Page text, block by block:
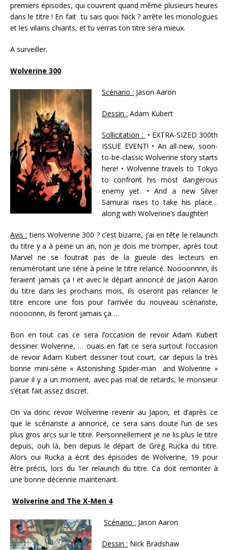
premiers épisodes, qui couvrent quand même plusieurs heures
dans le titre ! En fait tu sais quoi Nick ? arrête les monologues
et les vilains chiants, et tu verras ton titre sera mieux.
A surveiller.
Wolverine 300
Scénario : Jason Aaron
Dessin : Adam Kubert
Sollicitation : • EXTRA-SIZED 300th
ISSUE EVENT! • An all-new, soon-
to-be-classic Wolverine story starts
here! • Wolverine travels to Tokyo
to confront his most dangerous
enemy yet. • And a new Silver
Samurai rises to take his place…
along with Wolverine’s daughter!
Avis : tiens Wolverine 300 ? c’est bizarre, j’ai en tête le relaunch
du titre y a à peine un an, non je dois me tromper, après tout
Marvel ne se foutrait pas de la gueule des lecteurs en
renumérotant une série à peine le titre relancé. Noooonnnn, ils
feraient jamais ça ! et avec le départ annoncé de Jason Aaron
du titre dans les prochains mois, ils oseront pas relancer le
titre encore une fois pour l’arrivée du nouveau scénariste,
noooonnn, ils feront jamais ça …
Bon en tout cas ce sera l’occasion de revoir Adam Kubert
dessiner Wolverine, … ouais en fait ce sera surtout l’occasion
de revoir Adam Kubert dessiner tout court, car depuis la très
bonne mini-série « Astonishing Spider-man and Wolverine »
parue il y a un moment, avec pas mal de retards, le monsieur
s’était fait assez discret.
On va donc revoir Wolverine revenir au Japon, et d’après ce
que le scénariste a annoncé, ce sera sans doute l’un de ses
plus gros arcs sur le titre. Personnellement je ne lis plus le titre
depuis, ouh là, ben depuis le départ de Greg Rucka du titre.
Alors oui Rucka a écrit des épisodes de Wolverine, 19 pour
être précis, lors du 1er relaunch du titre. Ca doit remonter à
une bonne décennie maintenant.
Wolverine and The X-Men 4
Scénario : Jason Aaron
Dessin : Nick Bradshaw